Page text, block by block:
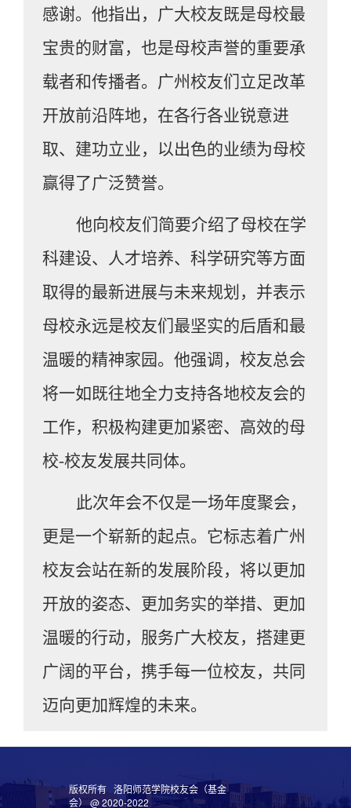
感谢。他指出，广大校友既是母校最
宝贵的财富，也是母校声誉的重要承
载者和传播者。广州校友们立足改革
开放前沿阵地，在各行各业锐意进
取、建功立业，以出色的业绩为母校
赢得了广泛赞誉。
他向校友们简要介绍了母校在学
科建设、人才培养、科学研究等方面
取得的最新进展与未来规划，并表示
母校永远是校友们最坚实的后盾和最
温暖的精神家园。他强调，校友总会
将一如既往地全力支持各地校友会的
工作，积极构建更加紧密、高效的母
校-校友发展共同体。
此次年会不仅是一场年度聚会，
更是一个崭新的起点。它标志着广州
校友会站在新的发展阶段，将以更加
开放的姿态、更加务实的举措、更加
温暖的行动，服务广大校友，搭建更
广阔的平台，携手每一位校友，共同
迈向更加辉煌的未来。
版权所有 洛阳师范学院校友会（基金
会） @ 2020-2022